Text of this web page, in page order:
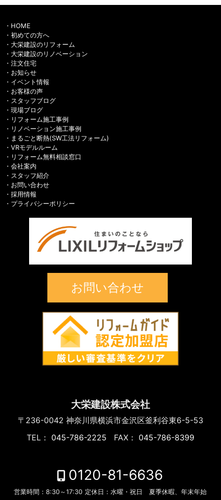
HOME
初めての方へ
大栄建設のリフォーム
大栄建設のリノベーション
注文住宅
お知らせ
イベント情報
お客様の声
スタッフブログ
現場ブログ
リフォーム施工事例
リノベーション施工事例
まるごと断熱(SW工法リフォーム)
VRモデルルーム
リフォーム無料相談窓口
会社案内
スタッフ紹介
お問い合わせ
採用情報
プライバシーポリシー
お問い合わせ
大栄建設株式会社
〒236-0042 神奈川県横浜市金沢区釜利谷東6-5-53
TEL：
045-786-2225 FAX： 045-786-8399
0120-81-6636
営業時間：8:30～17:30 定休日：水曜・祝日 夏季休暇、年末年始